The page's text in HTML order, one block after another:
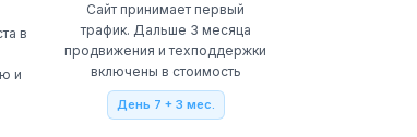
в
и
Сайт принимает первый
трафик. Дальше 3 месяца
продвижения и техподдержки
включены в стоимость
День 7 + 3 мес.